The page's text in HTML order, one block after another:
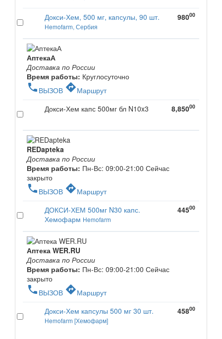
Докси-Хем, 500 мг, капсулы, 90 шт.
Hemofarm, Сербия
98000
АптекаА
Доставка по России
Время работы: Круглосуточно
phone ВЫЗОВ directionsМаршрут
Докси-Хем капс 500мг бл N10x3
8,85000
REDapteka
Доставка по России
Время работы: Пн-Вс: 09:00-21:00 Сейчас
закрыто
phone ВЫЗОВ directionsМаршрут
ДОКСИ-ХЕМ 500мг N30 капс.
Хемофарм Hemofarm
44500
Аптека WER.RU
Доставка по России
Время работы: Пн-Вс: 09:00-21:00 Сейчас
закрыто
phone ВЫЗОВ directionsМаршрут
Докси-Хем капсулы 500 мг 30 шт.
Hemofarm [Хемофарм]
45800